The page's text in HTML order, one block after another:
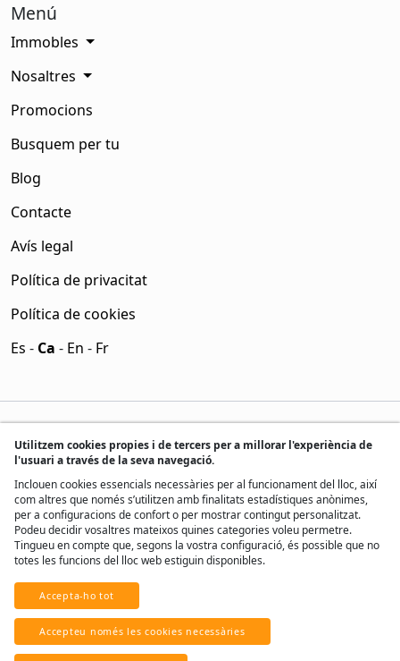
Menú
Immobles
Nosaltres
Promocions
Busquem per tu
Blog
Contacte
Avís legal
Política de privacitat
Política de cookies
Es - Ca - En - Fr
® Tots els drets reservats, 2017 - 2026
Desenvolupat perReal Home Network
Utilitzem cookies propies i de tercers per a millorar l'experiència de
l'usuari a través de la seva navegació.
Inclouen cookies essencials necessàries per al funcionament del lloc, així
com altres que només s’utilitzen amb finalitats estadístiques anònimes,
per a configuracions de confort o per mostrar contingut personalitzat.
Podeu decidir vosaltres mateixos quines categories voleu permetre.
Tingueu en compte que, segons la vostra configuració, és possible que no
totes les funcions del lloc web estiguin disponibles.
Accepta-ho tot
Accepteu només les cookies necessàries